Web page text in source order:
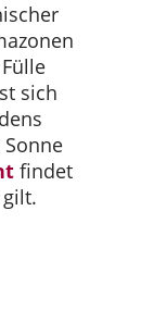
sich
findet